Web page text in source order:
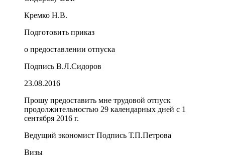
Кремко Н.В.
Подготовить приказ
о предоставлении отпуска
Подпись В.Л.Сидоров
23.08.2016
Прошу предоставить мне трудовой отпуск
продолжительностью 29 календарных дней с 1
сентября 2016 г.
Ведущий экономист Подпись Т.П.Петрова
Визы